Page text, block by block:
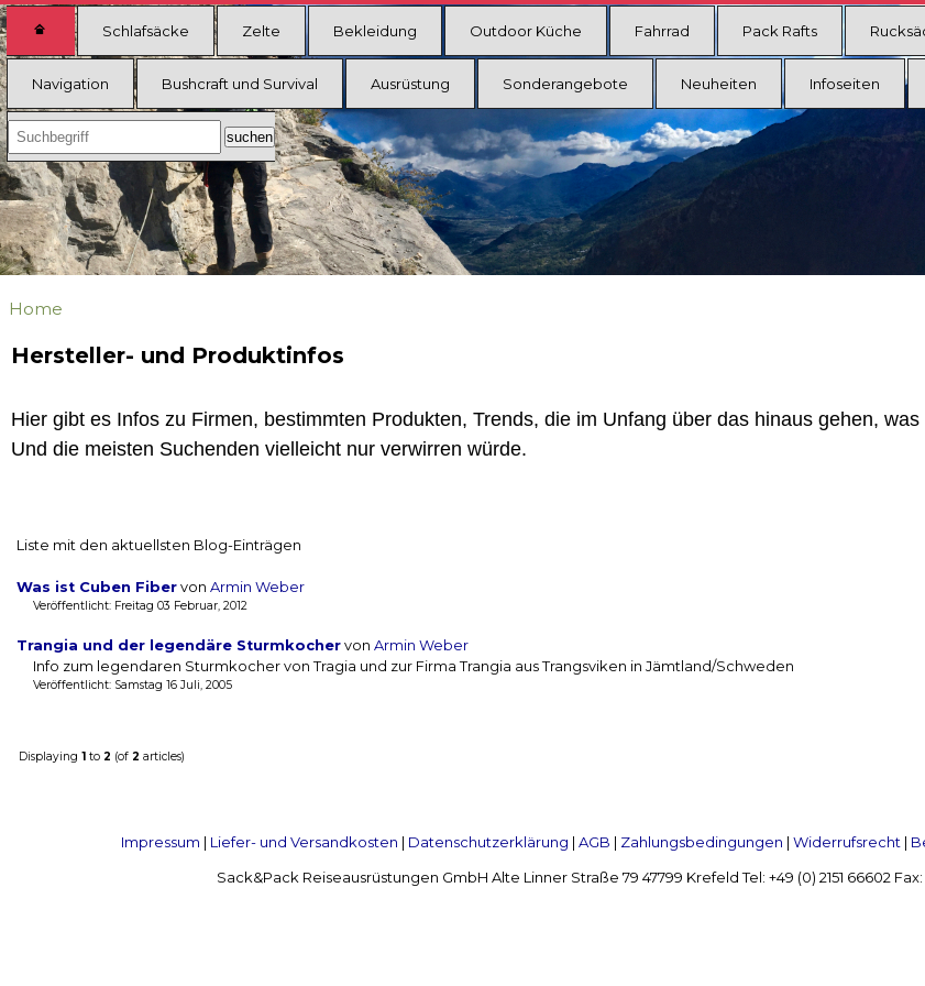
Schlafsäcke Zelte Bekleidung Outdoor Küche Fahrrad Pack Rafts
Navigation Bushcraft und Survival Ausrüstung Sonderangebote Neuheiten Infoseiten
Home
Hersteller- und Produktinfos
Hier gibt es Infos zu Firmen, bestimmten Produkten, Trends, die im Unfang über das hinaus gehen,
Und die meisten Suchenden vielleicht nur verwirren würde.
Liste mit den aktuellsten Blog-Einträgen
Was ist Cuben Fiber von Armin Weber
Veröffentlicht: Freitag 03 Februar, 2012
Trangia und der legendäre Sturmkocher von Armin Weber
Info zum legendaren Sturmkocher von Tragia und zur Firma Trangia aus Trangsviken in Jämtland/Schweden
Veröffentlicht: Samstag 16 Juli, 2005
Displaying 1 to 2 (of 2 articles)
Impressum | Liefer- und Versandkosten | Datenschutzerklärung | AGB | Zahlungsbedingungen | Widerrufsrecht |
Sack&Pack Reiseausrüstungen GmbH Alte Linner Straße 79 47799 Krefeld Tel: +49 (0) 2151 66602